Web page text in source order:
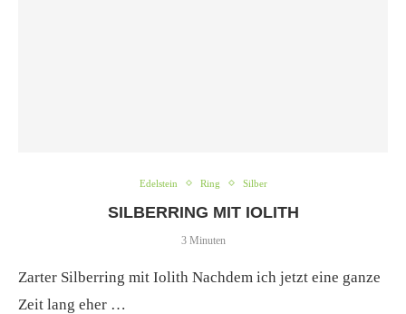
Edelstein Ring Silber
SILBERRING MIT IOLITH
3 Minuten
Zarter Silberring mit Iolith Nachdem ich jetzt eine ganze
Zeit lang eher …